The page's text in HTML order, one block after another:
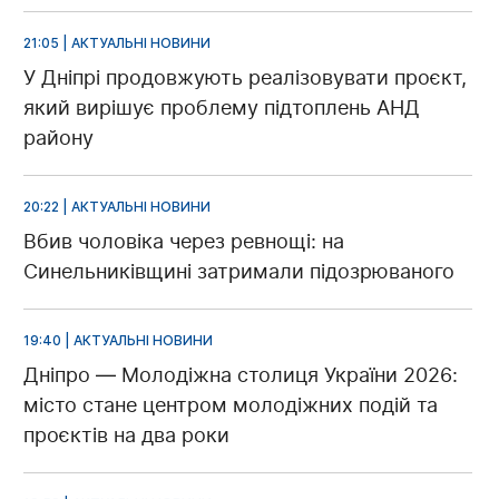
21:05 | АКТУАЛЬНІ НОВИНИ
У Дніпрі продовжують реалізовувати проєкт,
який вирішує проблему підтоплень АНД
району
20:22 | АКТУАЛЬНІ НОВИНИ
Вбив чоловіка через ревнощі: на
Синельниківщині затримали підозрюваного
19:40 | АКТУАЛЬНІ НОВИНИ
Дніпро — Молодіжна столиця України 2026:
місто стане центром молодіжних подій та
проєктів на два роки